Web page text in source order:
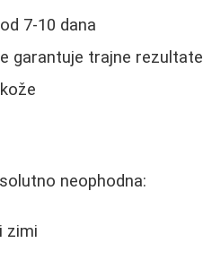
7-10 dana
garantuje trajne rezultate
neophodna:
zimi